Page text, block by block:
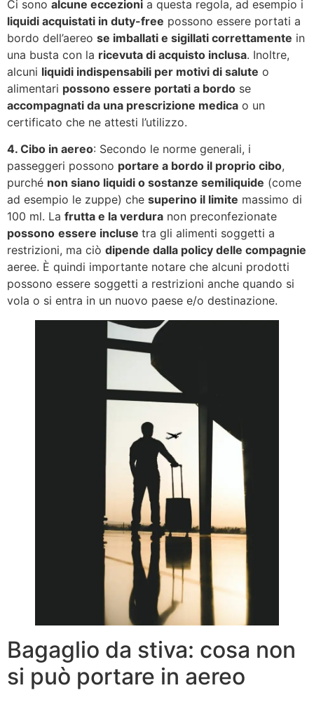
Ci sono alcune eccezioni a questa regola, ad esempio i
liquidi acquistati in duty-free possono essere portati a
bordo dell’aereo se imballati e sigillati correttamente in
una busta con la ricevuta di acquisto inclusa. Inoltre,
alcuni liquidi indispensabili per motivi di salute o
alimentari possono essere portati a bordo se
accompagnati da una prescrizione medica o un
certificato che ne attesti l’utilizzo.
4. Cibo in aereo: Secondo le norme generali, i
passeggeri possono portare a bordo il proprio cibo,
purché non siano liquidi o sostanze semiliquide (come
ad esempio le zuppe) che superino il limite massimo di
100 ml. La frutta e la verdura non preconfezionate
possono essere incluse tra gli alimenti soggetti a
restrizioni, ma ciò dipende dalla policy delle compagnie
aeree. È quindi importante notare che alcuni prodotti
possono essere soggetti a restrizioni anche quando si
vola o si entra in un nuovo paese e/o destinazione.
Bagaglio da stiva: cosa non
si può portare in aereo